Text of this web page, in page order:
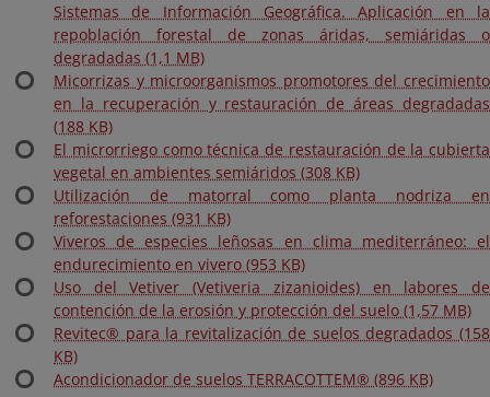
Sistemas de Información Geográfica. Aplicación en la
repoblación forestal de zonas áridas, semiáridas o
degradadas (1,1 MB)
Micorrizas y microorganismos promotores del crecimiento
en la recuperación y restauración de áreas degradadas
(188 KB)
El microrriego como técnica de restauración de la cubierta
vegetal en ambientes semiáridos (308 KB)
Utilización de matorral como planta nodriza en
reforestaciones (931 KB)
Viveros de especies leñosas en clima mediterráneo: el
endurecimiento en vivero (953 KB)
Uso del Vetiver (Vetiveria zizanioides) en labores de
contención de la erosión y protección del suelo (1,57 MB)
Revitec® para la revitalización de suelos degradados (158
KB)
Acondicionador de suelos TERRACOTTEM® (896 KB)